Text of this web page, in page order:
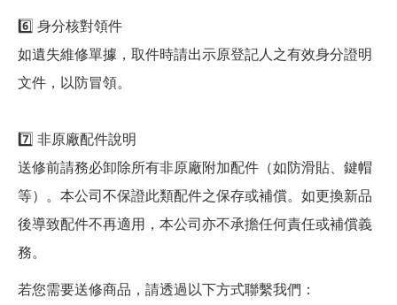
6️⃣ 身分核對領件
如遺失維修單據，取件時請出示原登記人之有效身分證明
文件，以防冒領。
7️⃣ 非原廠配件說明
送修前請務必卸除所有非原廠附加配件（如防滑貼、鍵帽
等）。本公司不保證此類配件之保存或補償。如更換新品
後導致配件不再適用，本公司亦不承擔任何責任或補償義
務。
若您需要送修商品，請透過以下方式聯繫我們：